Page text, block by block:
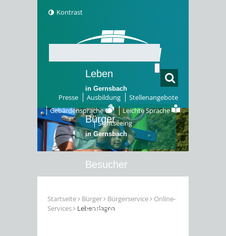
Kontrast
Presse Ausbildung
Stellenangebote
Gebärdensprache
Leichte Sprache
Sightseeing
Leben
in Gernsbach
Bürger
in Gernsbach
Besucher
Erleben
Startseite Bürger Bürgerservice
Online-
Services
Lebenslagen